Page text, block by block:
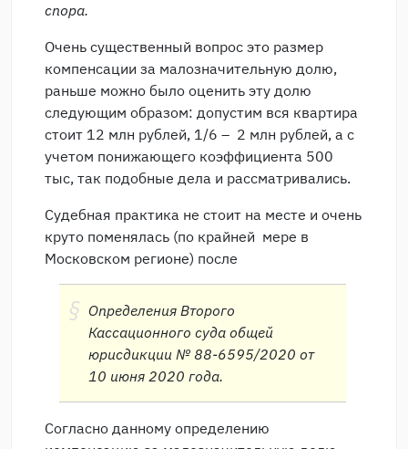
спора.
Очень существенный вопрос это размер
компенсации за малозначительную долю,
раньше можно было оценить эту долю
следующим образом: допустим вся квартира
стоит 12 млн рублей, 1/6 – 2 млн рублей, а с
учетом понижающего коэффициента 500
тыс, так подобные дела и рассматривались.
Судебная практика не стоит на месте и очень
круто поменялась (по крайней мере в
Московском регионе) после
Определения Второго
Кассационного суда общей
юрисдикции № 88-6595/2020 от
10 июня 2020 года.
Согласно данному определению